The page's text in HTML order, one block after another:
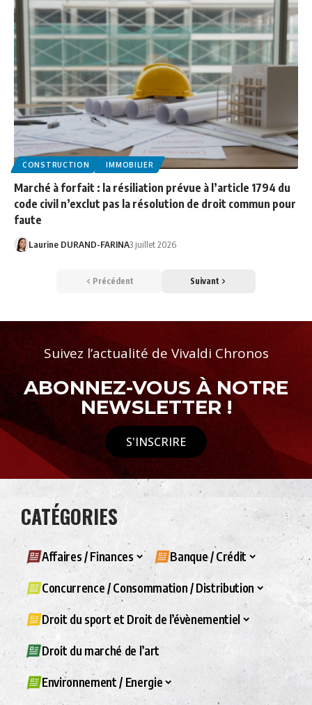
CONSTRUCTION IMMOBILIER
Marché à forfait : la résiliation prévue à l’article 1794 du
code civil n’exclut pas la résolution de droit commun pour
faute
Laurine DURAND-FARINA3 juillet 2026
Précédent Suivant
Suivez l’actualité de Vivaldi Chronos
ABONNEZ-VOUS À NOTRE
NEWSLETTER !
S'INSCRIRE
CATÉGORIES
Affaires / Finances Banque / Crédit
Concurrence / Consommation / Distribution
Droit du sport et Droit de l’évènementiel
Droit du marché de l’art
Environnement / Energie